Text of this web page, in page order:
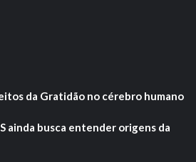
da Gratidão no cérebro humano
ainda busca entender origens da